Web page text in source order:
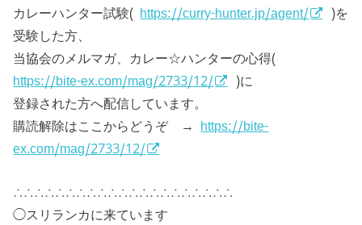
カレーハンター試験( https://curry-hunter.jp/agent/
)を
受験した方、
当協会のメルマガ、カレー☆ハンターの心得(
https://bite-ex.com/mag/2733/12/
)に
登録された方へ配信しています。
購読解除はここからどうぞ → https://bite-
ex.com/mag/2733/12/
∴∴∴∴∴∴∴∴∴∴∴∴∴∴∴∴∴∴∴∴∴
◯スリランカに来ています